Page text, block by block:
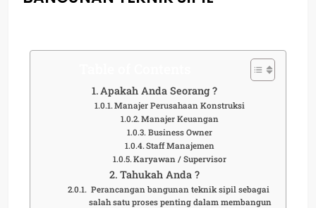
Apakah Anda Seorang ?
Manajer Perusahaan Konstruksi
Manajer Keuangan
Business Owner
Staff Manajemen
Karyawan / Supervisor
Tahukah Anda ?
Perancangan bangunan teknik sipil sebagai
salah satu proses penting dalam membangun